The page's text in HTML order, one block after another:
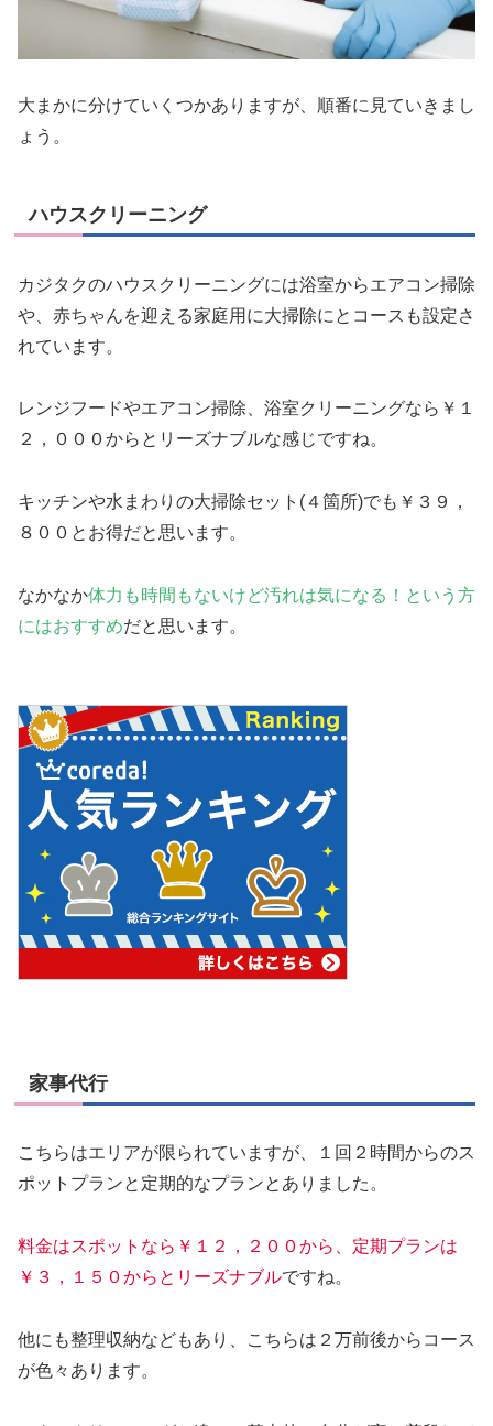
大まかに分けていくつかありますが、順番に見ていきまし
ょう。
ハウスクリーニング
カジタクのハウスクリーニングには浴室からエアコン掃除
や、赤ちゃんを迎える家庭用に大掃除にとコースも設定さ
れています。
レンジフードやエアコン掃除、浴室クリーニングなら￥１
２，０００からとリーズナブルな感じですね。
キッチンや水まわりの大掃除セット(４箇所)でも￥３９，
８００とお得だと思います。
なかなか体力も時間もないけど汚れは気になる！という方
にはおすすめだと思います。
家事代行
こちらはエリアが限られていますが、１回２時間からのス
ポットプランと定期的なプランとありました。
料金はスポットなら￥１２，２００から、定期プランは
￥３，１５０からとリーズナブルですね。
他にも整理収納などもあり、こちらは２万前後からコース
が色々あります。